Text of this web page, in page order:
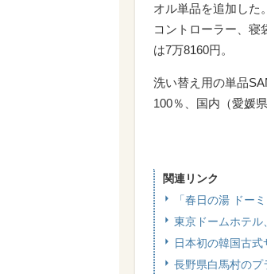
オル単品を追加した
コントローラー、寝
は7万8160円。
洗い替え用の単品
100％、国内（愛媛
関連リンク
「春日の湯 ドー
東京ドームホテル
日本初の韓国古
長野県白馬村の